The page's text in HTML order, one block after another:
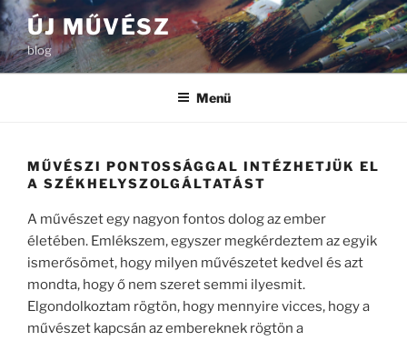
Tartalomhoz
ÚJ MŰVÉSZ
blog
Menü
MŰVÉSZI PONTOSSÁGGAL INTÉZHETJÜK EL
A SZÉKHELYSZOLGÁLTATÁST
A művészet egy nagyon fontos dolog az ember
életében. Emlékszem, egyszer megkérdeztem az egyik
ismerősömet, hogy milyen művészetet kedvel és azt
mondta, hogy ő nem szeret semmi ilyesmit.
Elgondolkoztam rögtön, hogy mennyire vicces, hogy a
művészet kapcsán az embereknek rögtön a